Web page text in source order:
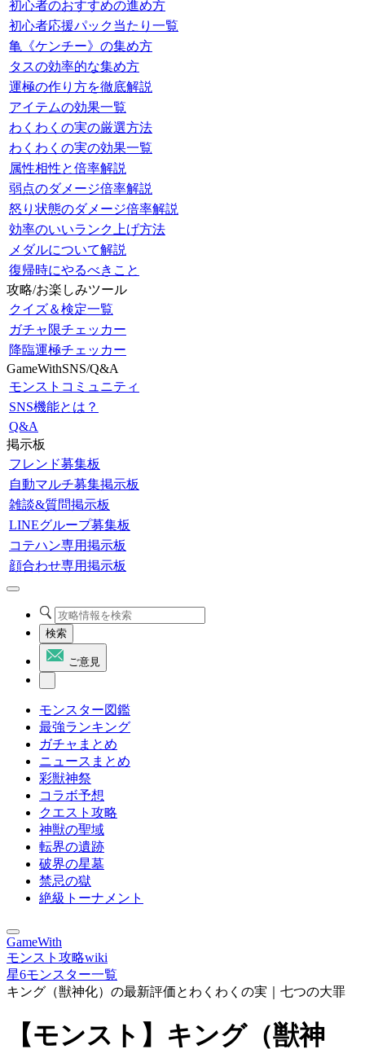
初心者のおすすめの進め方
初心者応援パック当たり一覧
亀《ケンチー》の集め方
タスの効率的な集め方
運極の作り方を徹底解説
アイテムの効果一覧
わくわくの実の厳選方法
わくわくの実の効果一覧
属性相性と倍率解説
弱点のダメージ倍率解説
怒り状態のダメージ倍率解説
効率のいいランク上げ方法
メダルについて解説
復帰時にやるべきこと
攻略/お楽しみツール
クイズ＆検定一覧
ガチャ限チェッカー
降臨運極チェッカー
GameWithSNS/Q&A
モンストコミュニティ
SNS機能とは？
Q&A
掲示板
フレンド募集板
自動マルチ募集掲示板
雑談&質問掲示板
LINEグループ募集板
コテハン専用掲示板
顔合わせ専用掲示板
検索
ご意見
モンスター図鑑
最強ランキング
ガチャまとめ
ニュースまとめ
彩獣神祭
コラボ予想
クエスト攻略
神獣の聖域
転界の遺跡
破界の星墓
禁忌の獄
絶級トーナメント
GameWith
モンスト攻略wiki
星6モンスター一覧
キング（獣神化）の最新評価とわくわくの実｜七つの大罪
【モンスト】キング（獣神